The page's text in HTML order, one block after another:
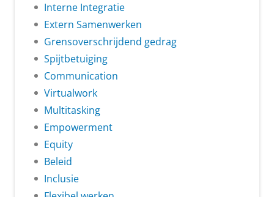
Interne Integratie
Extern Samenwerken
Grensoverschrijdend gedrag
Spijtbetuiging
Communication
Virtualwork
Multitasking
Empowerment
Equity
Beleid
Inclusie